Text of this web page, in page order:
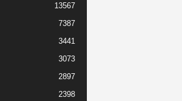
13567
7387
3441
3073
2897
2398